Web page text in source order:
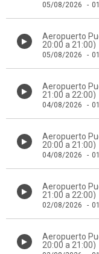
05/08/2026 -
Aeropuerto
20:00 a 21:00)
05/08/2026 -
Aeropuerto
21:00 a 22:00)
04/08/2026 -
Aeropuerto
20:00 a 21:00)
04/08/2026 -
Aeropuerto
21:00 a 22:00)
02/08/2026 -
Aeropuerto
20:00 a 21:00)